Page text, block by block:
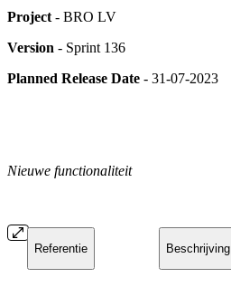
Project - BRO LV
Version - Sprint 136
Planned Release Date - 31-07-2023
Nieuwe functionaliteit
Referentie Beschrijving